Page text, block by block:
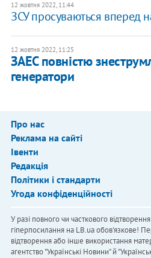
12 жовтня 2022, 11:44
ЗСУ просуваються вперед
12 жовтня 2022, 11:25
ЗАЕС повністю
генератори
Про нас
Реклама на сайті
Івенти
Редакція
Політики і стандарти
Угода конфіденційності
У разі повного чи часткового
гіперпосилання на LB.ua обов'язкове!
відтворення або інше використання
агентство "Українськi Новини" й